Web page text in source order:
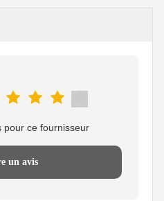
pour ce fournisseur
un avis